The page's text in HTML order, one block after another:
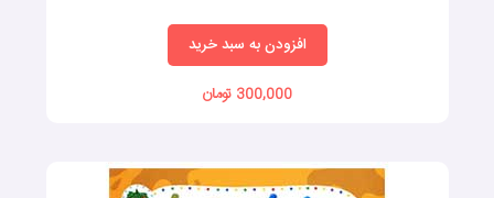
افزودن به سبد خرید
300,000 تومان